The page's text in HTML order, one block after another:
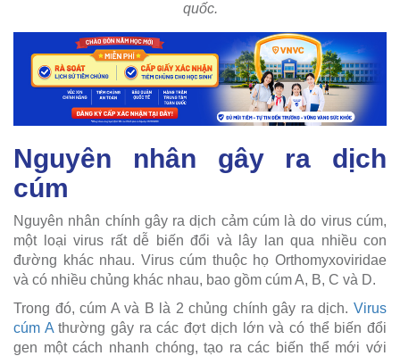
quốc.
Nguyên nhân gây ra dịch
cúm
Nguyên nhân chính gây ra dịch cảm cúm là do virus cúm,
một loại virus rất dễ biến đổi và lây lan qua nhiều con
đường khác nhau. Virus cúm thuộc họ Orthomyxoviridae
và có nhiều chủng khác nhau, bao gồm cúm A, B, C và D.
Trong đó, cúm A và B là 2 chủng chính gây ra dịch. Virus
cúm Athường gây ra các đợt dịch lớn và có thể biến đổi
gen một cách nhanh chóng, tạo ra các biến thể mới với